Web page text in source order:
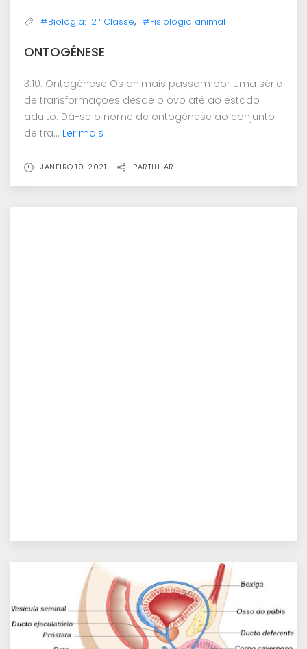
#Biologia: 12ª Classe, #Fisiologia animal
ONTOGÉNESE
3.10. Ontogénese Os animais passam por uma série
de transformações desde o ovo até ao estado
adulto. Dá-se o nome de ontogénese ao conjunto
de tra... Ler mais
JANEIRO 19, 2021 PARTILHAR